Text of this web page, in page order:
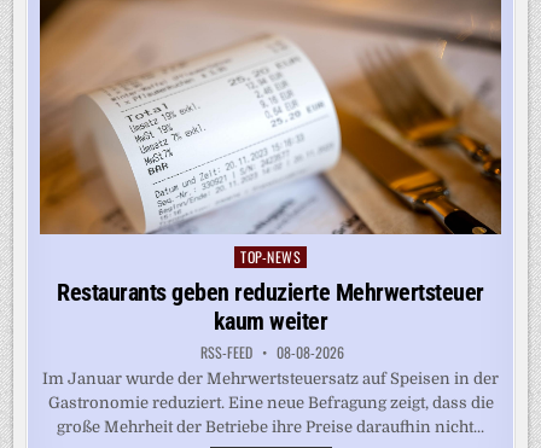
Posted
TOP-NEWS
Restaurants geben reduzierte Mehrwertsteuer
kaum weiter
RSS-FEED 08-08-2026
Im Januar wurde der Mehrwertsteuersatz auf Speisen in der
Gastronomie reduziert. Eine neue Befragung zeigt, dass die
große Mehrheit der Betriebe ihre Preise daraufhin nicht...